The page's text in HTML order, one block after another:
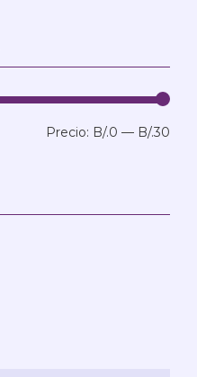
Precio: B/.0 — B/.30